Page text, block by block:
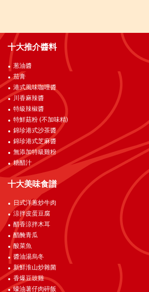
十大推介醬料
葱油醬
茄膏
港式風味咖哩醬
川香麻辣醬
特級辣椒醬
特鮮菇粉 (不加味精)
錦珍港式沙茶醬
錦珍港式芝麻醬
無添加特級雞粉
糖醋汁
十大美味食譜
日式洋蔥炒牛肉
涼拌皮蛋豆腐
醋香涼拌木耳
醋醃青瓜
酸菜魚
醬油湯烏冬
新鮮淮山炒雜菌
香爆豆豉雞
蠔油薯仔肉碎飯